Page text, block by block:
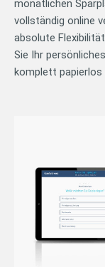
monatlichen
vollständig online
absolute
Sie Ihr
komplett papierlos